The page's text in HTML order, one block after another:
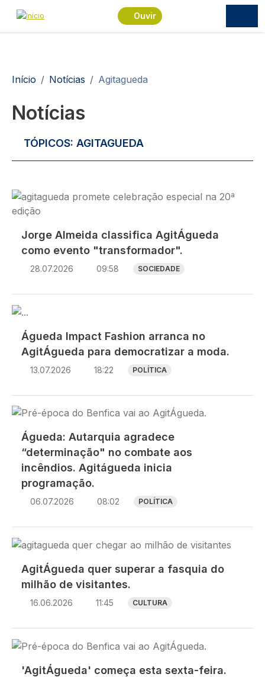
Passar para o conteúdo principal
Ouvir
Navegação estrutural
Início Notícias Agitagueda
Notícias
TÓPICOS: AGITAGUEDA
Imagem
Jorge Almeida classifica AgitÁgueda
como evento "transformador".
28.07.2026 09:58 SOCIEDADE
Imagem
Águeda Impact Fashion arranca no
AgitÁgueda para democratizar a moda.
13.07.2026 18:22 POLÍTICA
Imagem
Águeda: Autarquia agradece
“determinação" no combate aos
incêndios. Agitágueda inicia
programação.
06.07.2026 08:02 POLÍTICA
Imagem
AgitÁgueda quer superar a fasquia do
milhão de visitantes.
16.06.2026 11:45 CULTURA
Imagem
'AgitÁgueda' começa esta sexta-feira.